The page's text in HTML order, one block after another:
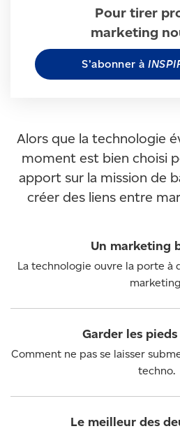
Pour tirer
marketing
S’abonner à
Alors que la technologie
moment est bien choisi
apport sur la mission de
créer des liens entre
Un marketing
La technologie ouvre la porte à
Garder les
Comment ne pas se laisser
techno.
Le meilleur des